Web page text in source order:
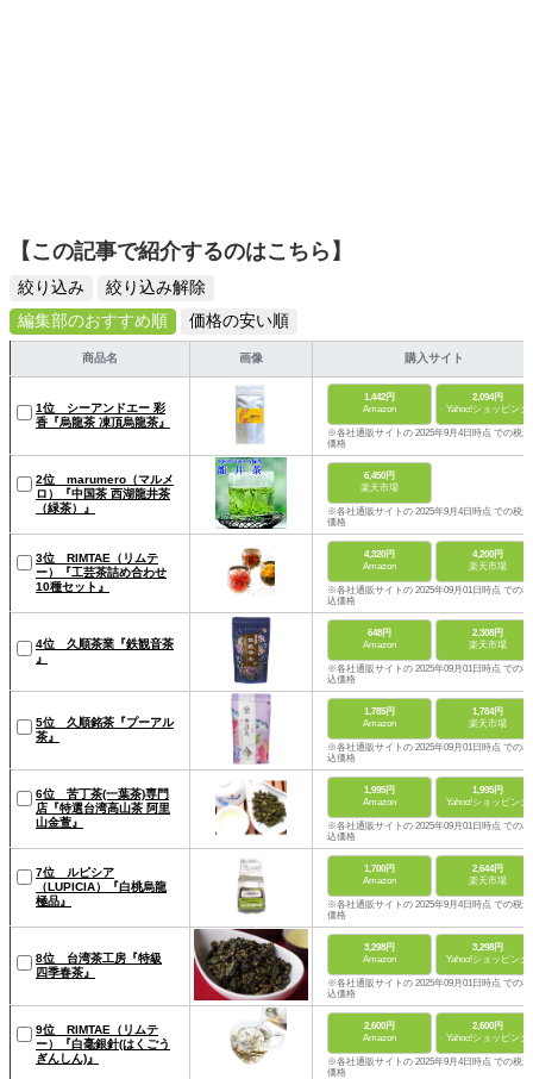
【この記事で紹介するのはこちら】
絞り込み
絞り込み解除
編集部のおすすめ順
価格の安い順
商品名 画像 購入サイト
1位 シーアンドエー 彩
香『烏龍茶 凍頂烏龍茶』
1,442円
Amazon
2,094円
Yahoo!ショッピング
※各社通販サイトの 2025年9月4日時点 での税込
価格
2位 marumero（マルメ
ロ）『中国茶 西湖龍井茶
（緑茶）』
6,450円
楽天市場
※各社通販サイトの 2025年9月4日時点 での税込
価格
3位 RIMTAE（リムテ
ー）『工芸茶詰め合わせ
10種セット』
4,320円
Amazon
4,200円
楽天市場
※各社通販サイトの 2025年09月01日時点 での税
込価格
4位 久順茶業『鉄観音茶
』
648円
Amazon
2,308円
楽天市場
※各社通販サイトの 2025年09月01日時点 での税
込価格
5位 久順銘茶『プーアル
茶』
1,785円
Amazon
1,784円
楽天市場
※各社通販サイトの 2025年09月01日時点 での税
込価格
6位 苦丁茶(一葉茶)専門
店『特選台湾高山茶 阿里
山金萱』
1,995円
Amazon
1,995円
Yahoo!ショッピング
※各社通販サイトの 2025年09月01日時点 での税
込価格
7位 ルピシア
（LUPICIA）『白桃烏龍
極品』
1,700円
Amazon
2,644円
楽天市場
※各社通販サイトの 2025年9月4日時点 での税込
価格
8位 台湾茶工房『特級
四季春茶』
3,298円
Amazon
3,298円
Yahoo!ショッピング
※各社通販サイトの 2025年09月01日時点 での税
込価格
9位 RIMTAE（リムテ
ー）『白毫銀針(はくごう
ぎんしん)』
2,600円
Amazon
2,600円
Yahoo!ショッピング
※各社通販サイトの 2025年9月4日時点 での税込
価格